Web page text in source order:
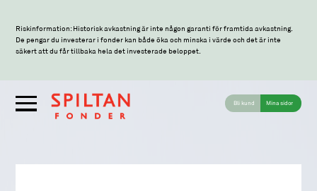
Riskinformation: Historisk avkastning är inte någon garanti för framtida avkastning.
De pengar du investerar i fonder kan både öka och minska i värde och det är inte
säkert att du får tillbaka hela det investerade beloppet.
Bli kund Mina sidor